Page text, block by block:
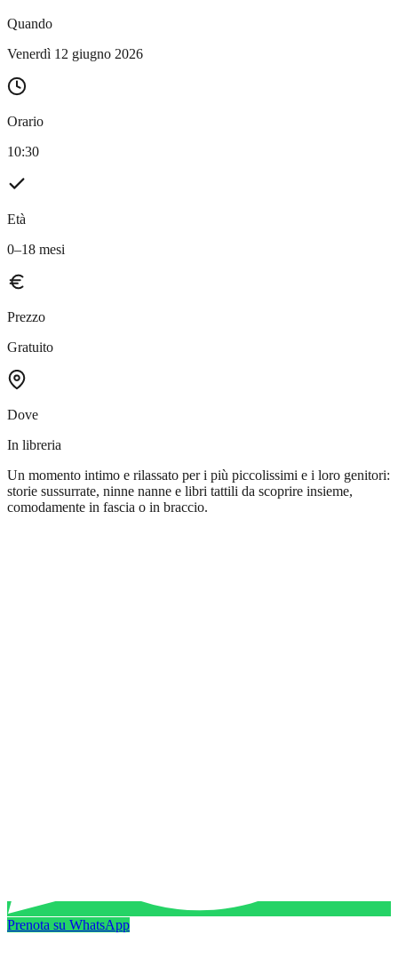
Quando
Venerdì 12 giugno 2026
Orario
10:30
Età
0–18 mesi
Prezzo
Gratuito
Dove
In libreria
Un momento intimo e rilassato per i più piccolissimi e i loro genitori:
storie sussurrate, ninne nanne e libri tattili da scoprire insieme,
comodamente in fascia o in braccio.
Prenota su WhatsApp